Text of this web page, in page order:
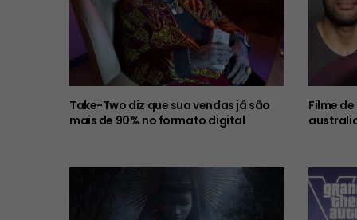
Take-Two diz que sua vendas já são
mais de 90% no formato digital
Filme